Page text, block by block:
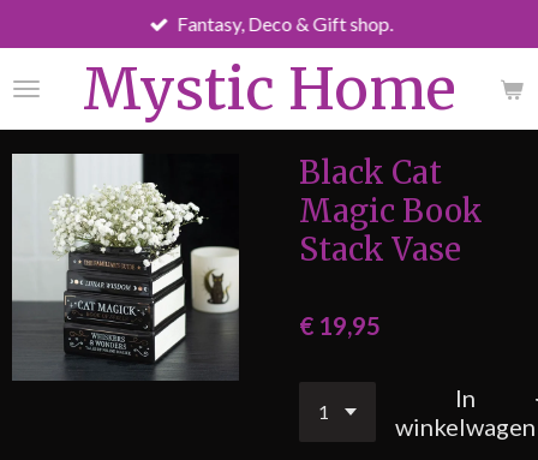
direct
naar
Mystic Home
Fantasy, Deco & Gift shop.
Black Cat
Magic Book
Stack Vase
€ 19,95
In
winkelwagen